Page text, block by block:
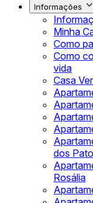
Informações
Minha
Como
Como
vida
Casa
dos
Rosália